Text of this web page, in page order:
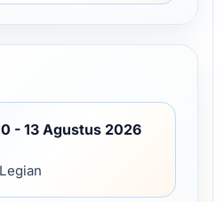
- 13 Agustus 2026